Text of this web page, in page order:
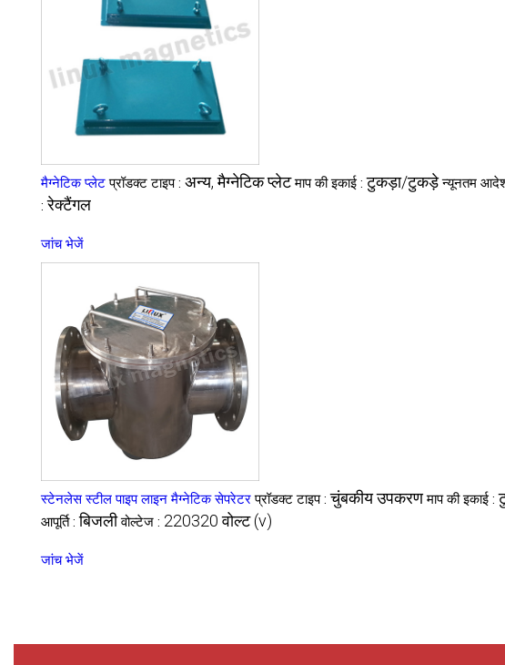
मैग्नेटिक प्लेट प्रॉडक्ट टाइप : अन्य, मैग्नेटिक प्लेट माप की इकाई :टुकड़ा/टुकड़े न्यूनतम आदेश
:रेक्टैंगल
जांच भेजें
स्टेनलेस स्टील पाइप लाइन मैग्नेटिक सेपरेटर प्रॉडक्ट टाइप :चुंबकीय उपकरण माप की इकाई :
आपूर्ति :बिजली वोल्टेज : 220320 वोल्ट (v)
जांच भेजें